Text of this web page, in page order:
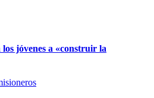
jóvenes a «construir la